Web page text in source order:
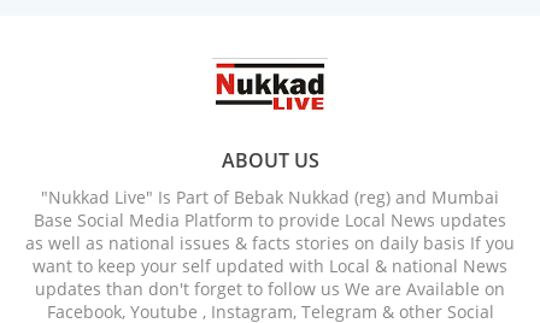
ABOUT US
"Nukkad Live" Is Part of Bebak Nukkad (reg) and Mumbai
Base Social Media Platform to provide Local News updates
as well as national issues & facts stories on daily basis If you
want to keep your self updated with Local & national News
updates than don't forget to follow us We are Available on
Facebook, Youtube , Instagram, Telegram & other Social